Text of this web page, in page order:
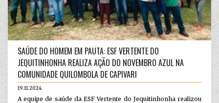
SAÚDE DO HOMEM EM PAUTA: ESF VERTENTE DO
JEQUITINHONHA REALIZA AÇÃO DO NOVEMBRO AZUL NA
COMUNIDADE QUILOMBOLA DE CAPIVARI
19.11.2024
A equipe de saúde da ESF Vertente do Jequitinhonha realizou